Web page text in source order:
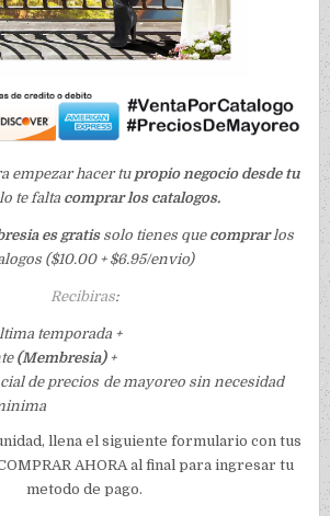
empezar hacer tu propio negocio desde tu
te falta comprar los catalogos.
es gratissolo tienes que comprarlos
($10.00 + $6.95/envio)
Recibiras:
temporada +
(Membresia)+
de precios de mayoreo sin necesidad
llena el siguiente formulario con tus
AHORA al final para ingresar tu
metodo de pago.